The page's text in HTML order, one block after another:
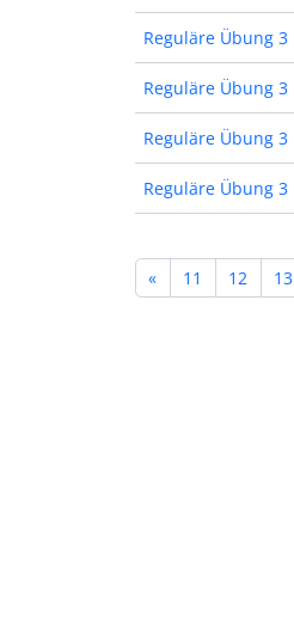
Reguläre Übung 3
Reguläre Übung 3
Reguläre Übung 3
Reguläre Übung 3
« 11 12 13